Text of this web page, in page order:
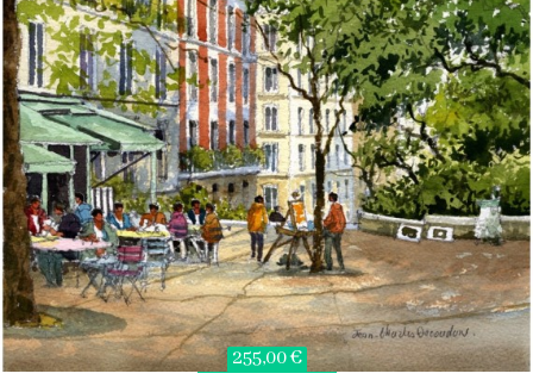
255,00 €